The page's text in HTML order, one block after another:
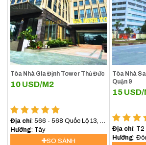
Tòa Nhà Gia Định Tower Thủ Đức
10 USD/M2
Địa chỉ: 566 - 568 Quốc Lộ 13, P.
Hiệp Bình Phước, Thủ Đức
Hướng : Tây
SO SÁNH
Tòa Nhà
Quận 9
15 USD/
Địa chỉ: T2
Phú, Quận
Hướng :